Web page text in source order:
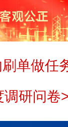
单做任
研问卷